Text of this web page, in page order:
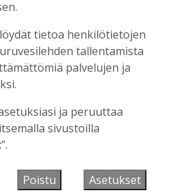
6.8.2026
täyttää 50 vuotta – vaikka
on havaittavissa, sanoo
oppineensa myös
vauhtia
5.8.2026 09:00
tietoa henkilötietojen
tallentamista
palvelujen ja
ja peruuttaa
sivustoilla
”.
Poistu Asetukset